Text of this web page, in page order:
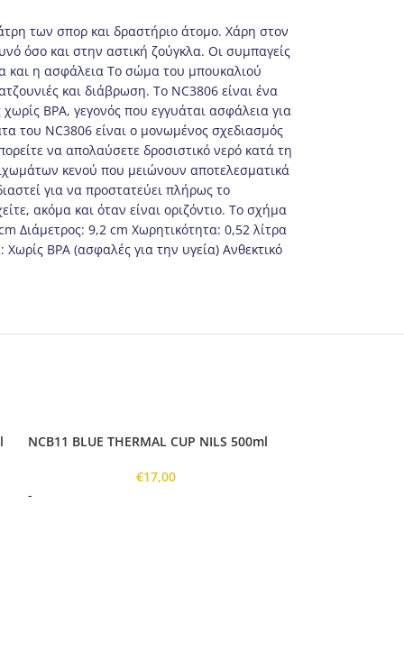
των σπορ και δραστήριο άτομο. Χάρη στον
όσο και στην αστική ζούγκλα. Οι συμπαγείς
και η ασφάλεια Το σώμα του μπουκαλιού
και διάβρωση. Το NC3806 είναι ένα
BPA, γεγονός που εγγυάται ασφάλεια για
του NC3806 είναι ο μονωμένος σχεδιασμός
να απολαύσετε δροσιστικό νερό κατά τη
κενού που μειώνουν αποτελεσματικά
για να προστατεύει πλήρως το
ακόμα και όταν είναι οριζόντιο. Το σχήμα
Διάμετρος: 9,2 cm Χωρητικότητα: 0,52 λίτρα
BPA (ασφαλές για την υγεία) Ανθεκτικό
NCB11 BLUE THERMAL CUP NILS 500ml
€17,00
-